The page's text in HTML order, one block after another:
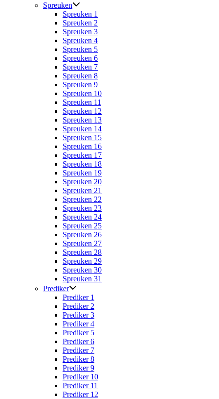
Spreuken
Spreuken 1
Spreuken 2
Spreuken 3
Spreuken 4
Spreuken 5
Spreuken 6
Spreuken 7
Spreuken 8
Spreuken 9
Spreuken 10
Spreuken 11
Spreuken 12
Spreuken 13
Spreuken 14
Spreuken 15
Spreuken 16
Spreuken 17
Spreuken 18
Spreuken 19
Spreuken 20
Spreuken 21
Spreuken 22
Spreuken 23
Spreuken 24
Spreuken 25
Spreuken 26
Spreuken 27
Spreuken 28
Spreuken 29
Spreuken 30
Spreuken 31
Prediker
Prediker 1
Prediker 2
Prediker 3
Prediker 4
Prediker 5
Prediker 6
Prediker 7
Prediker 8
Prediker 9
Prediker 10
Prediker 11
Prediker 12